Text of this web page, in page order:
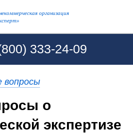
организация
333-24-09
о
экспертизе